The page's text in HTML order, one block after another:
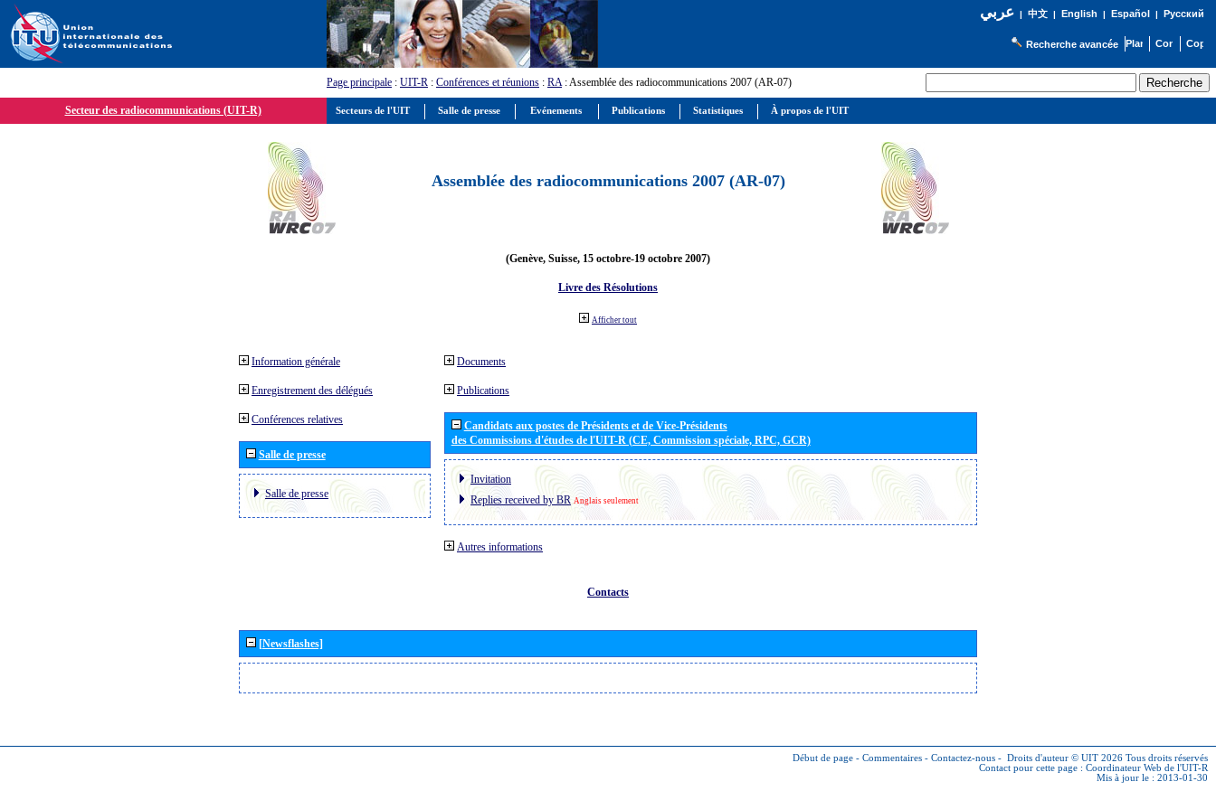
عربي| 中文| English | Español | Русский
Recherche avancée
Page principale : UIT-R : Conférences et réunions : RA: Assemblée des radiocommunications 2007 (AR-07)
Secteur des radiocommunications (UIT-R)
Assemblée des radiocommunications 2007 (AR-07)
(Genève, Suisse, 15 octobre-19 octobre 2007)
Livre des Résolutions
Afficher tout
Information générale
Enregistrement des délégués
Conférences relatives
Salle de presse
Salle de presse
Documents
Publications
Candidats aux postes de Présidents et de Vice-Présidents
des Commissions d'études de l'UIT-R (CE, Commission spéciale, RPC, GCR)
Invitation
Replies received by BR Anglais seulement
Autres informations
Contacts
[Newsflashes]
Début de page - Commentaires - Contactez-nous - Droits d'auteur © UIT 2026 Tous droits réservés
Contact pour cette page : Coordinateur Web de l'UIT-R
Mis à jour le : 2013-01-30
Secteurs de l'UIT Salle de presse Evénements Publications Statistiques À propos de l'UIT